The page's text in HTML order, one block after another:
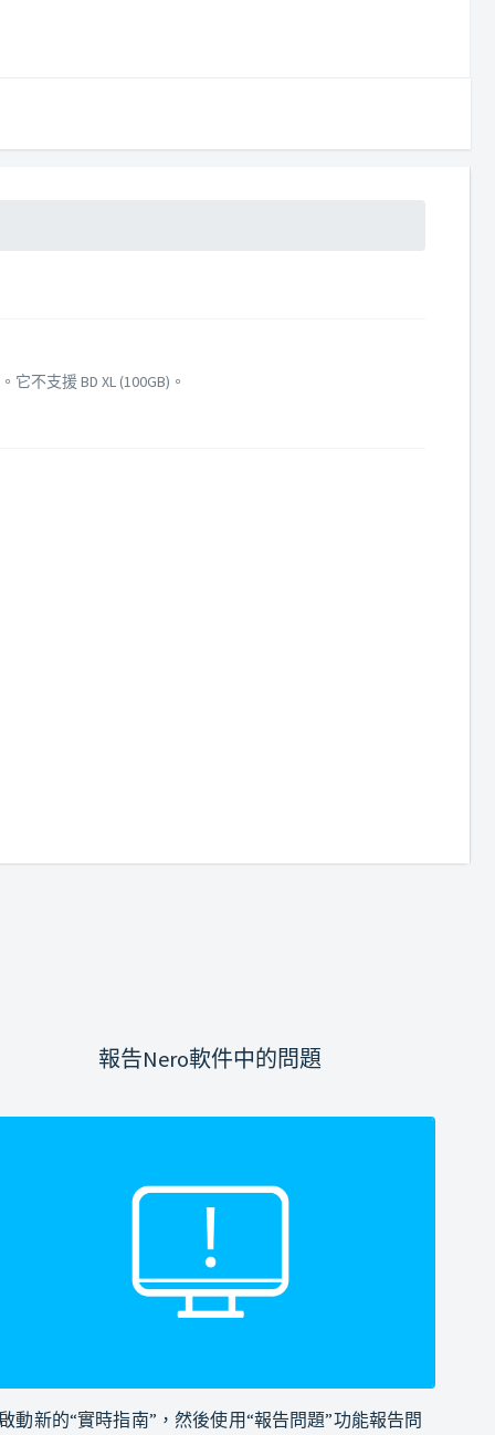
它不支援 BD XL (100GB)。
報告Nero軟件中的問題
動新的“實時指南”，然後使用“報告問題”功能報告問